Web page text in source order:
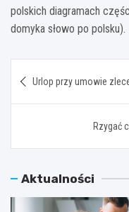
polskich diagramach
domyka słowo po polsku).
wpisu
Urlop przy umowie
Rzygać
Aktualności